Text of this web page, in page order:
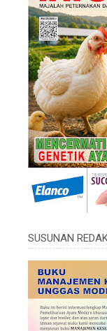
SUSUNAN